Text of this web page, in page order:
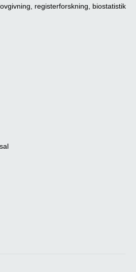
registerforskning, biostatistik